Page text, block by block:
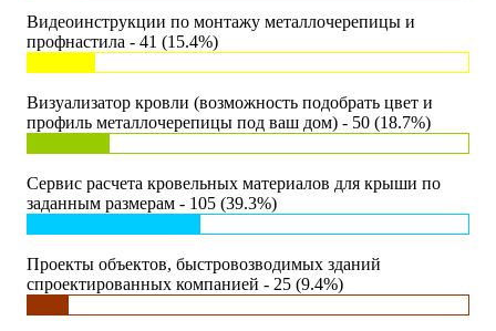
Видеоинструкции по монтажу металлочерепицы и
профнастила - 41 (15.4%)
Визуализатор кровли (возможность подобрать цвет и
профиль металлочерепицы под ваш дом) - 50 (18.7%)
Сервис расчета кровельных материалов для крыши по
заданным размерам - 105 (39.3%)
Проекты объектов, быстровозводимых зданий
спроектированных компанией - 25 (9.4%)